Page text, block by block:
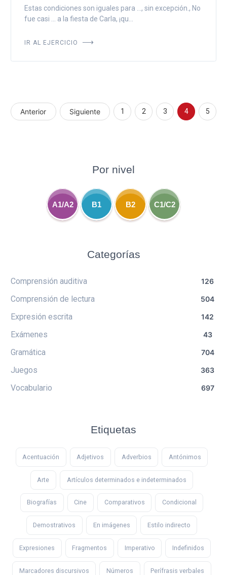
Estas condiciones son iguales para ..., sin excepción., No
fue casi ... a la fiesta de Carla, ¡qu...
IR AL EJERCICIO
Anterior Siguiente 1 2 3 4 5
Por nivel
A1/A2 B1 B2 C1/C2
Categorías
Comprensión auditiva 126
Comprensión de lectura 504
Expresión escrita 142
Exámenes 43
Gramática 704
Juegos 363
Vocabulario 697
Etiquetas
Acentuación Adjetivos Adverbios Antónimos
Arte Artículos determinados e indeterminados
Biografías Cine Comparativos Condicional
Demostrativos En imágenes Estilo indirecto
Expresiones Fragmentos Imperativo Indefinidos
Marcadores discursivos Números Perífrasis verbales